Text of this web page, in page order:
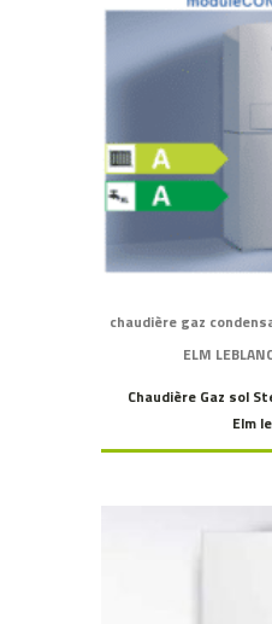
chaudière gaz
ELM
Chaudière Gaz sol
Elm